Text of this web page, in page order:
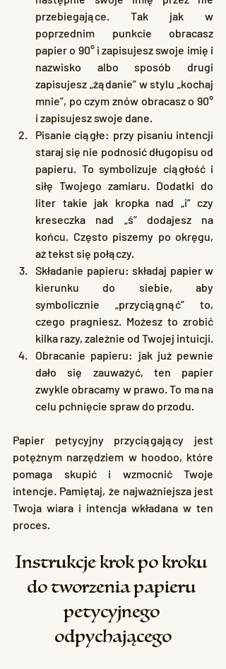
przebiegające. Tak jak w
poprzednim punkcie obracasz
papier o 90° i zapisujesz swoje imię i
nazwisko albo sposób drugi
zapisujesz „żądanie” w stylu „kochaj
mnie”, po czym znów obracasz o 90°
i zapisujesz swoje dane.
Pisanie ciągłe: przy pisaniu intencji
staraj się nie podnosić długopisu od
papieru. To symbolizuje ciągłość i
siłę Twojego zamiaru. Dodatki do
liter takie jak kropka nad „i” czy
kreseczka nad „ś” dodajesz na
końcu. Często piszemy po okręgu,
aż tekst się połączy.
Składanie papieru: składaj papier w
kierunku do siebie, aby
symbolicznie „przyciągnąć” to,
czego pragniesz. Możesz to zrobić
kilka razy, zależnie od Twojej intuicji.
Obracanie papieru: jak już pewnie
dało się zauważyć, ten papier
zwykle obracamy w prawo. To ma na
celu pchnięcie spraw do przodu.
Papier petycyjny przyciągający jest
potężnym narzędziem w hoodoo, które
pomaga skupić i wzmocnić Twoje
intencje. Pamiętaj, że najważniejsza jest
Twoja wiara i intencja wkładana w ten
proces.
Instrukcje krok po kroku
do tworzenia papieru
petycyjnego
odpychającego